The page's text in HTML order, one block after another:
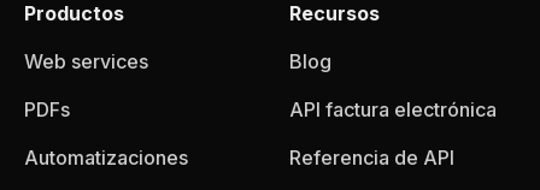
Productos
Web services
PDFs
Automatizaciones
Recursos
Blog
API factura electrónica
Referencia de API